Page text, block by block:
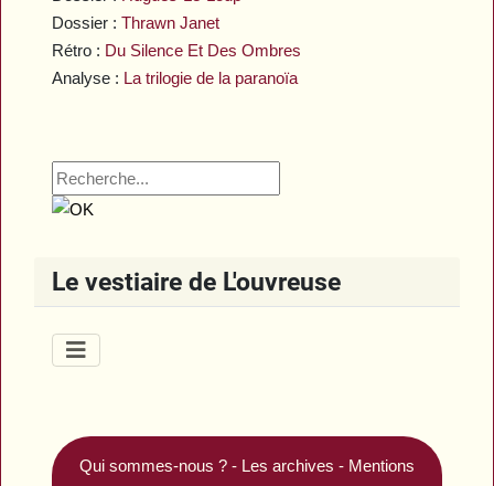
Dossier :Thrawn Janet
Rétro : Du Silence Et Des Ombres
Analyse : La trilogie de la paranoïa
Le vestiaire de L'ouvreuse
Qui sommes-nous ? - Les archives - Mentions